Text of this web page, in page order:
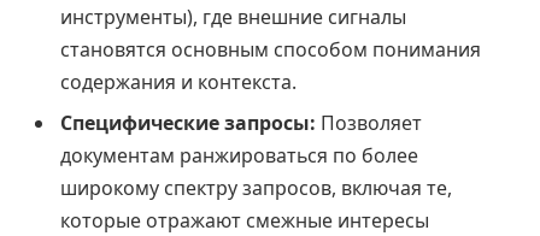
инструменты), где внешние сигналы
становятся основным способом понимания
содержания и контекста.
Специфические запросы: Позволяет
документам ранжироваться по более
широкому спектру запросов, включая те,
которые отражают смежные интересы